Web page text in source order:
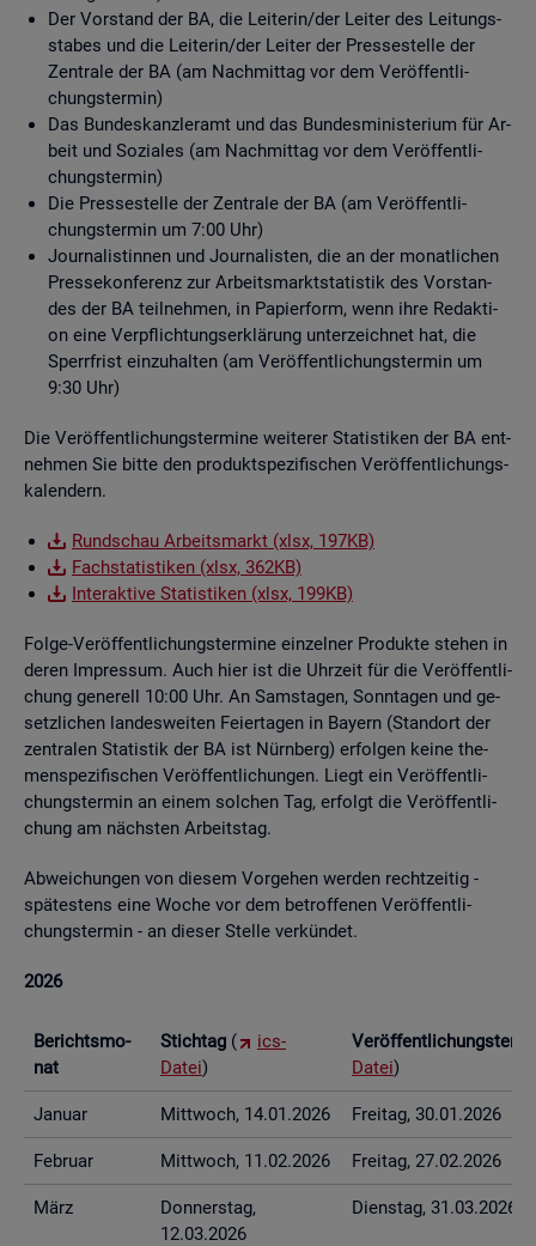
Der Vor­stand der BA, die Lei­te­rin/der Lei­ter des Lei­tungs­
sta­bes und die Lei­te­rin/der Lei­ter der Pres­se­stel­le der
Zen­tra­le der BA (am Nach­mit­tag vor dem Ver­öf­fent­li­
chungs­ter­min)
Das Bun­des­kanz­ler­amt und das Bun­des­mi­nis­te­ri­um für Ar­
beit und So­zia­les (am Nach­mit­tag vor dem Ver­öf­fent­li­
chungs­ter­min)
Die Pres­se­stel­le der Zen­tra­le der BA (am Ver­öf­fent­li­
chungs­ter­min um 7:00 Uhr)
Jour­na­lis­tin­nen und Jour­na­lis­ten, die an der mo­nat­li­chen
Pres­se­kon­fe­renz zur Ar­beits­markt­sta­tis­tik des Vor­stan­
des der BA teil­neh­men, in Pa­pier­form, wenn ihre Re­dak­ti­
on eine Ver­pflich­tungs­er­klä­rung un­ter­zeich­net hat, die
Sperr­frist ein­zu­hal­ten (am Ver­öf­fent­li­chungs­ter­min um
9:30 Uhr)
Die Ver­öf­fent­li­chungs­ter­mi­ne wei­te­rer Sta­tis­ti­ken der BA ent­
neh­men Sie bitte den pro­dukt­spe­zi­fi­schen Ver­öf­fent­li­chungs­
ka­len­dern.
Rund­schau Ar­beits­markt (xlsx, 197KB)
Fach­sta­tis­ti­ken (xlsx, 362KB)
In­ter­ak­ti­ve Sta­tis­ti­ken (xlsx, 199KB)
Folge-Ver­öf­fent­li­chungs­ter­mi­ne ein­zel­ner Pro­duk­te ste­hen in
deren Im­pres­sum. Auch hier ist die Uhr­zeit für die Ver­öf­fent­li­
chung ge­ne­rell 10:00 Uhr. An Sams­ta­gen, Sonn­ta­gen und ge­
setz­li­chen lan­des­wei­ten Fei­er­ta­gen in Bay­ern (Stand­ort der
zen­tra­len Sta­tis­tik der BA ist Nürn­berg) er­fol­gen keine the­
men­spe­zi­fi­schen Ver­öf­fent­li­chun­gen. Liegt ein Ver­öf­fent­li­
chungs­ter­min an einem sol­chen Tag, er­folgt die Ver­öf­fent­li­
chung am nächs­ten Ar­beits­tag.
Ab­wei­chun­gen von die­sem Vor­ge­hen wer­den recht­zei­tig -
spä­tes­tens eine Woche vor dem be­trof­fe­nen Ver­öf­fent­li­
chungs­ter­min - an die­ser Stel­le ver­kün­det.
2026
Be­richts­mo­
nat
Stich­tag (
ics-
Datei)
Datei)
Ja­nu­ar Mitt­woch, 14.01.2026 Frei­tag, 30.01.2026
Fe­bru­ar Mitt­woch, 11.02.2026 Frei­tag, 27.02.2026
März
Don­ners­tag,
12.03.2026
Diens­tag, 31.03.2026